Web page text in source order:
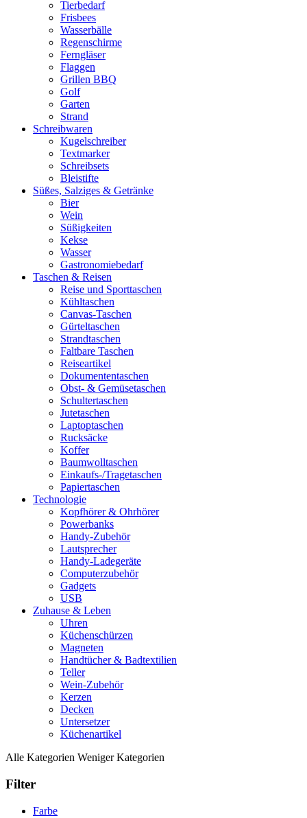
Tierbedarf
Frisbees
Wasserbälle
Regenschirme
Ferngläser
Flaggen
Grillen BBQ
Golf
Garten
Strand
Schreibwaren
Kugelschreiber
Textmarker
Schreibsets
Bleistifte
Süßes, Salziges & Getränke
Bier
Wein
Süßigkeiten
Kekse
Wasser
Gastronomiebedarf
Taschen & Reisen
Reise und Sporttaschen
Kühltaschen
Canvas-Taschen
Gürteltaschen
Strandtaschen
Faltbare Taschen
Reiseartikel
Dokumententaschen
Obst- & Gemüsetaschen
Schultertaschen
Jutetaschen
Laptoptaschen
Rucksäcke
Koffer
Baumwolltaschen
Einkaufs-/Tragetaschen
Papiertaschen
Technologie
Kopfhörer & Ohrhörer
Powerbanks
Handy-Zubehör
Lautsprecher
Handy-Ladegeräte
Computerzubehör
Gadgets
USB
Zuhause & Leben
Uhren
Küchenschürzen
Magneten
Handtücher & Badtextilien
Teller
Wein-Zubehör
Kerzen
Decken
Untersetzer
Küchenartikel
Alle Kategorien Weniger Kategorien
Filter
Farbe